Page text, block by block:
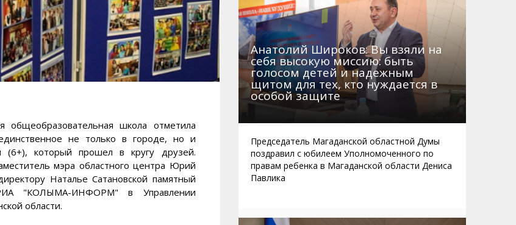
школа отметила
не только в городе, но и
(6+), который прошел в кругу друзей.
мэра областного центра Юрий
Наталье Сатановской памятный
"КОЛЫМА-ИНФОРМ" в Управлении
области.
Анатолий Широков: Вы взяли на
себя высокую миссию: быть
голосом детей и надежным
щитом для тех, кто нуждается в
особой защите
Председатель Магаданской областной Думы
поздравил с юбилеем Уполномоченного по
правам ребенка в Магаданской области Дениса
Павлика